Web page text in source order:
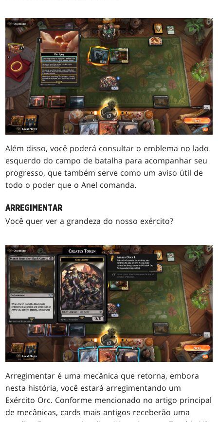
Além disso, você poderá consultar o emblema no lado
esquerdo do campo de batalha para acompanhar seu
progresso, que também serve como um aviso útil de
todo o poder que o Anel comanda.
ARREGIMENTAR
Você quer ver a grandeza do nosso exército?
Arregimentar é uma mecânica que retorna, embora
nesta história, você estará arregimentando um
Exército Orc. Conforme mencionado no artigo principal
de mecânicas, cards mais antigos receberão uma